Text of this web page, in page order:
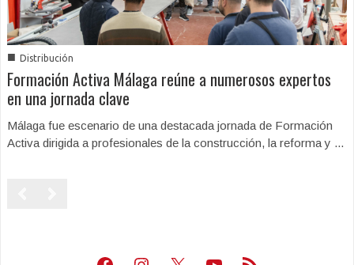
■ Distribución
Formación Activa Málaga reúne a numerosos expertos
en una jornada clave
Málaga fue escenario de una destacada jornada de Formación
Activa dirigida a profesionales de la construcción, la reforma y ...